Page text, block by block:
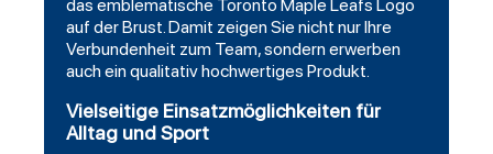
das emblematische Toronto Maple Leafs Logo
auf der Brust. Damit zeigen Sie nicht nur Ihre
Verbundenheit zum Team, sondern erwerben
auch ein qualitativ hochwertiges Produkt.
Vielseitige Einsatzmöglichkeiten für
Alltag und Sport